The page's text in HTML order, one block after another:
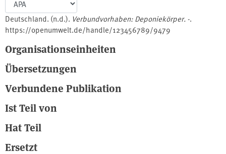
Deutschland. (n.d.). Verbundvorhaben: Deponiekörper. -.
https://openumwelt.de/handle/123456789/9479
Organisationseinheiten
Übersetzungen
Verbundene Publikation
Ist Teil von
Hat Teil
Ersetzt